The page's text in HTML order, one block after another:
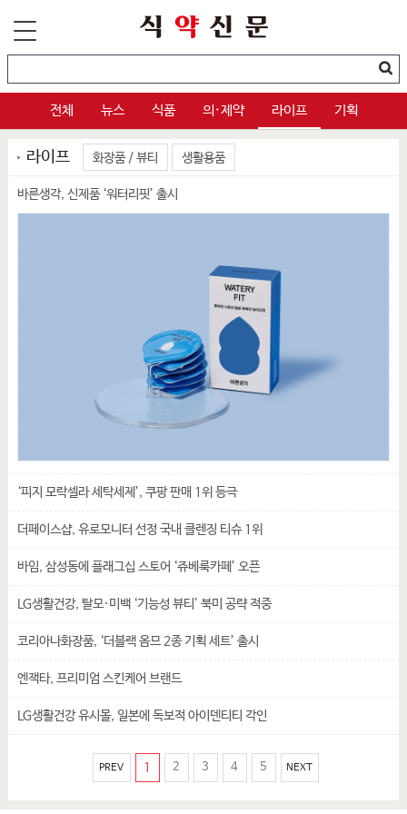
전체 뉴스 식품 의·제약 라이프 기획
라이프 화장품 / 뷰티 생활용품
바른생각, 신제품 ‘워터리핏’ 출시
‘피지 모락셀라 세탁세제’, 쿠팡 판매 1위 등극
더페이스샵, 유로모니터 선정 국내 클렌징 티슈 1위
바임, 삼성동에 플래그십 스토어 ‘쥬베룩카페’ 오픈
LG생활건강, 탈모·미백 ‘기능성 뷰티’ 북미 공략 적중
코리아나화장품, ‘더블랙 옴므 2종 기획 세트’ 출시
엔잭타, 프리미엄 스킨케어 브랜드
LG생활건강 유시몰, 일본에 독보적 아이덴티티 각인
PREV 1 2 3 4 5 NEXT